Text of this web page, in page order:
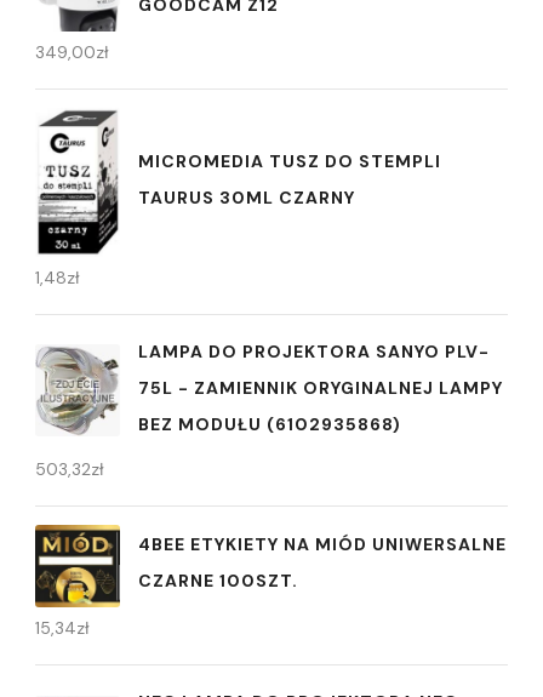
349,00zł
MICROMEDIA TUSZ DO STEMPLI
TAURUS 30ML CZARNY
1,48zł
LAMPA DO PROJEKTORA SANYO PLV-
75L - ZAMIENNIK ORYGINALNEJ LAMPY
BEZ MODUŁU (6102935868)
503,32zł
4BEE ETYKIETY NA MIÓD UNIWERSALNE
CZARNE 100SZT.
15,34zł